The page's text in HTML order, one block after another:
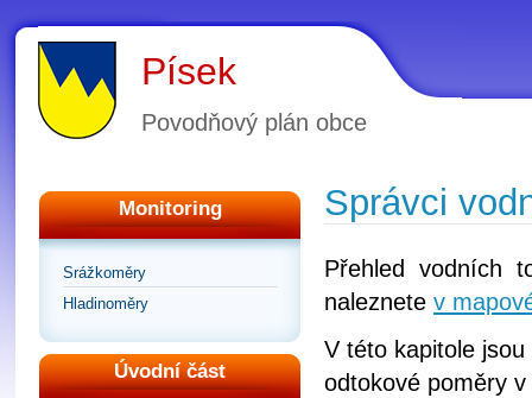
Písek
Povodňový plán obce
Monitoring
Srážkoměry
Hladinoměry
Úvodní část
Správci
Přehled vodních
naleznete v
V této kapitole
odtokové poměry